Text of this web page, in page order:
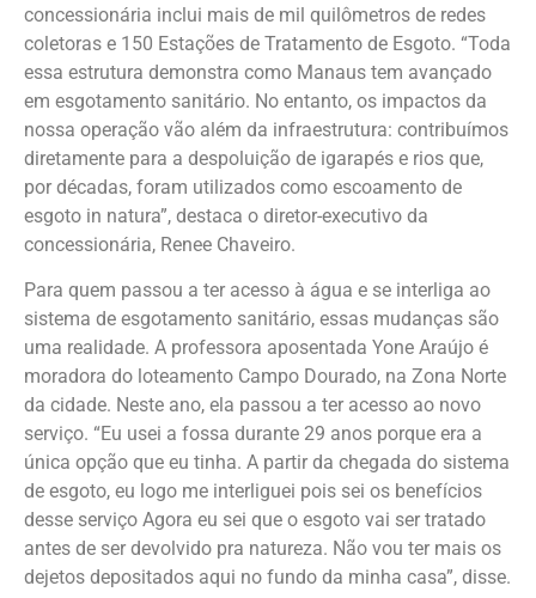
concessionária inclui mais de mil quilômetros de redes
coletoras e 150 Estações de Tratamento de Esgoto. “Toda
essa estrutura demonstra como Manaus tem avançado
em esgotamento sanitário. No entanto, os impactos da
nossa operação vão além da infraestrutura: contribuímos
diretamente para a despoluição de igarapés e rios que,
por décadas, foram utilizados como escoamento de
esgoto in natura”, destaca o diretor-executivo da
concessionária, Renee Chaveiro.
Para quem passou a ter acesso à água e se interliga ao
sistema de esgotamento sanitário, essas mudanças são
uma realidade. A professora aposentada Yone Araújo é
moradora do loteamento Campo Dourado, na Zona Norte
da cidade. Neste ano, ela passou a ter acesso ao novo
serviço. “Eu usei a fossa durante 29 anos porque era a
única opção que eu tinha. A partir da chegada do sistema
de esgoto, eu logo me interliguei pois sei os benefícios
desse serviço Agora eu sei que o esgoto vai ser tratado
antes de ser devolvido pra natureza. Não vou ter mais os
dejetos depositados aqui no fundo da minha casa”, disse.